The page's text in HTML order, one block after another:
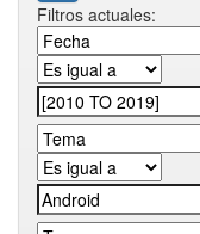
Filtros actuales: